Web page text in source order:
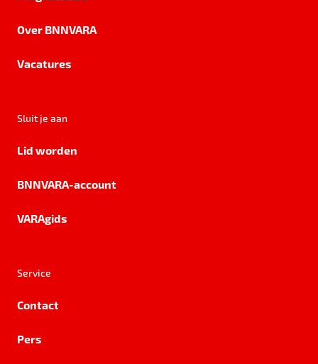
Over BNNVARA
Vacatures
Sluit je aan
Lid worden
BNNVARA-account
VARAgids
Service
Contact
Pers